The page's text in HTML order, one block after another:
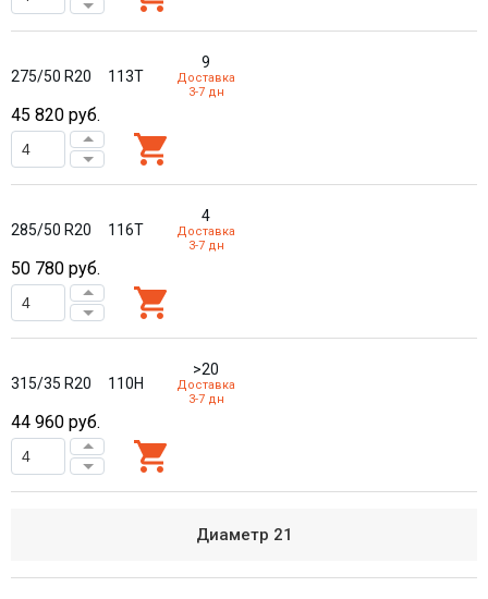
275/50 R20 113T
9
Доставка
3-7 дн
45 820 руб.
285/50 R20 116T
4
Доставка
3-7 дн
50 780 руб.
315/35 R20 110H
>20
Доставка
3-7 дн
44 960 руб.
Диаметр 21